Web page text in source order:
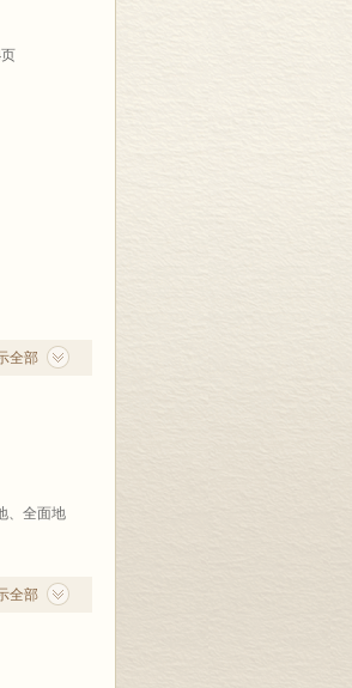
全部
、全面地
的首次大
取符合
了很好
全部